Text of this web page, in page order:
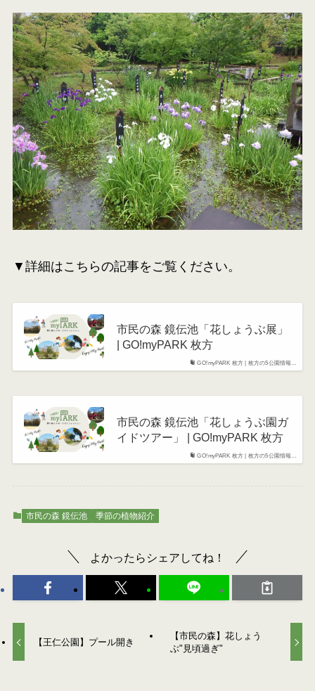
▼詳細はこちらの記事をご覧ください。
GO!myPARK 枚方 | 枚方の5公園情報…
市民の森 鏡伝池「花しょうぶ展」
| GO!myPARK 枚方
GO!myPARK 枚方 | 枚方の5公園情報…
市民の森 鏡伝池「花しょうぶ園ガ
イドツアー」 | GO!myPARK 枚方
市民の森 鏡伝池 季節の植物紹介
よかったらシェアしてね！
【王仁公園】プール開き
【市民の森】花しょう
ぶ"見頃過ぎ"